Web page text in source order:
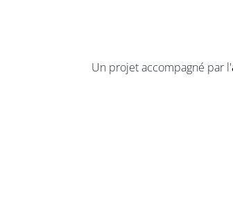
Un projet accompagné par l'